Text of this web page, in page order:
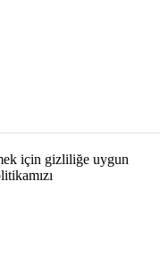
için gizliliğe uygun